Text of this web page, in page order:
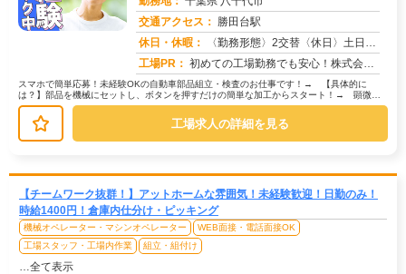
交通アクセス： 勝田台駅
休日・休暇：
〈勤務形態〉2交替〈休日〉土日祝★ＧＷ★夏季休暇★冬季休暇★年末年始
工場PR： 初めての工場勤務でも安心！株式会社京栄センターなら、専属スタッフが就業までしっかりサポート！→ 家具付き寮も完備！...
スマホで簡単応募！未経験OKの自動車部品組立・検査のお仕事です！→ 【具体的に
は？】部品を機械にセットし、ボタンを押すだけの簡単な加工からスタート！→ 顕微鏡
を使って、部品がきちんと加工されてい...
工場求人の詳細を見る
【チームワーク抜群！】アットホームな雰囲気！未経験歓迎！日勤のみ！
時給1400円！倉庫内仕分け・ピッキング
機械オペレーター・マシンオペレーター
WEB面接・電話面接OK
工場スタッフ・工場内作業
組立・組付け
…全て表示